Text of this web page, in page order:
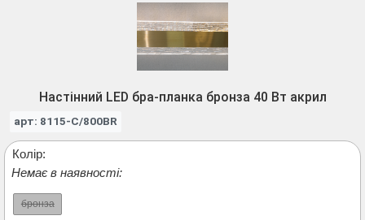
Настінний LED бра-планка бронза 40 Вт акрил
арт: 8115-C/800BR
Колір:
Немає в наявності:
бронза